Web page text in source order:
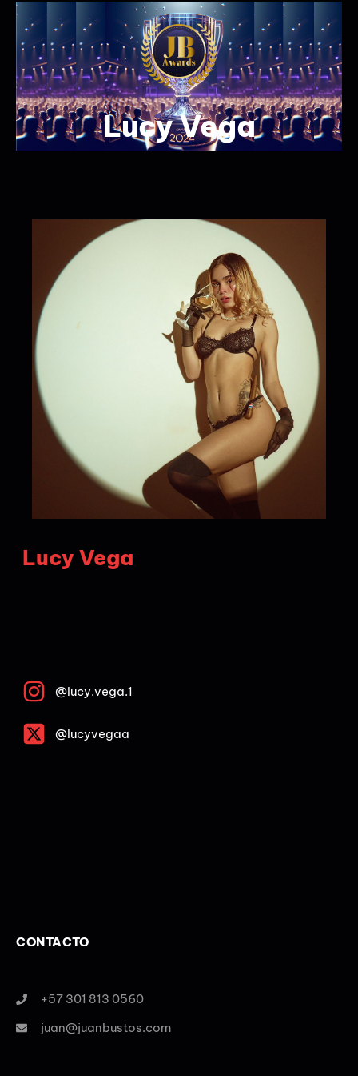
Lucy Vega
Lucy Vega
@lucy.vega.1
@lucyvegaa
CONTACTO
+57 301 813 0560
juan@juanbustos.com